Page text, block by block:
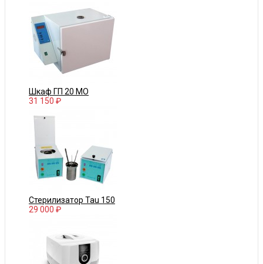
Шкаф ГП 20 МО
31 150 ₽
Стерилизатор Tau 150
29 000 ₽